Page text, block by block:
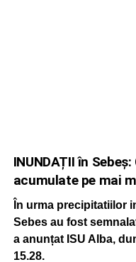
INUNDAȚII în
acumulate pe mai
În urma precipitatiilor
Sebes au fost
a anunțat ISU Alba,
15.28.